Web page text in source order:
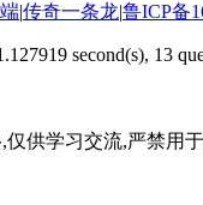
|传奇一条龙|鲁ICP备
second(s), 13
供学习交流,严禁用